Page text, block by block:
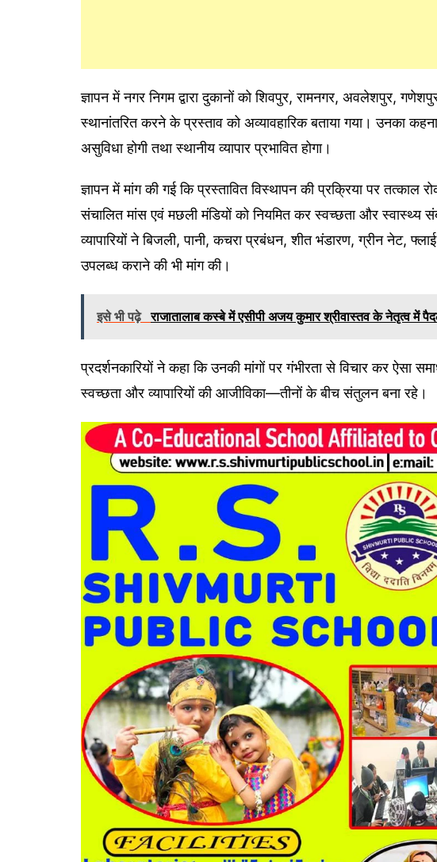
ज्ञापन में नगर निगम द्वारा दुकानों को शिवपुर, रामनगर, अवलेशपुर,
स्थानांतरित करने के प्रस्ताव को अव्यावहारिक बताया गया। उनका
असुविधा होगी तथा स्थानीय व्यापार प्रभावित होगा।
ज्ञापन में मांग की गई कि प्रस्तावित विस्थापन की प्रक्रिया पर
संचालित मांस एवं मछली मंडियों को नियमित कर स्वच्छता और स्वास्थ्य
व्यापारियों ने बिजली, पानी, कचरा प्रबंधन, शीत भंडारण, ग्रीन नेट,
उपलब्ध कराने की भी मांग की।
इसे भी पढ़े राजातालाब कस्बे में एसीपी अजय कुमार श्रीवास्तव के नेतृत्व में
प्रदर्शनकारियों ने कहा कि उनकी मांगों पर गंभीरता से विचार कर ऐसा
स्वच्छता और व्यापारियों की आजीविका—तीनों के बीच संतुलन बना रहे।